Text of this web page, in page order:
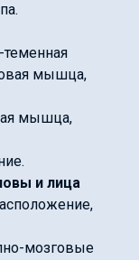
мышца,
мышца,
и лица
мозговые